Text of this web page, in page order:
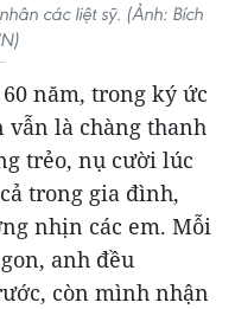
các liệt sỹ. (Ảnh: Bích
năm, trong ký ức
vẫn là chàng thanh
trẻo, nụ cười lúc
trong gia đình,
nhịn các em. Mỗi
anh đều
còn mình nhận